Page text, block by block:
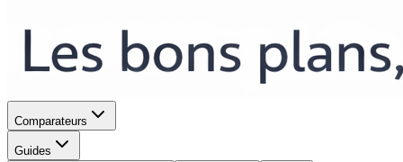
Comparateurs
Guides